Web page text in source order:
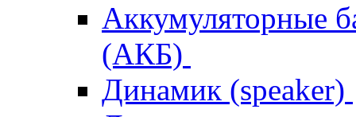
Аккумуляторные
(АКБ)
Динамик (speaker)